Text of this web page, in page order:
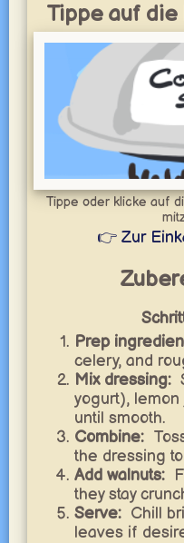
Tippe auf die
Tippe oder klicke auf
👉 Zur
Prep
celery, and
Mix dressing:
yogurt),
until smooth.
Combine:
the dressing
Add walnuts:
they stay
Serve: Chill
leaves if